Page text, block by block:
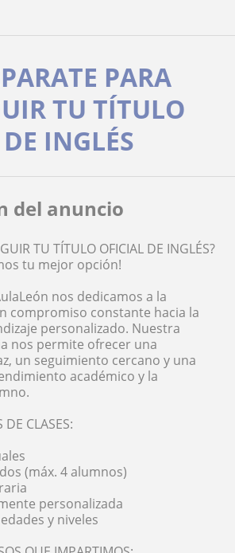
PARA
TU TÍTULO
INGLÉS
del anuncio
TU TÍTULO OFICIAL DE INGLÉS?
tu mejor opción!
nos dedicamos a la
compromiso constante hacia la
personalizado. Nuestra
nos permite ofrecer una
un seguimiento cercano y una
académico y la
CLASES:
(máx. 4 alumnos)
personalizada
y niveles